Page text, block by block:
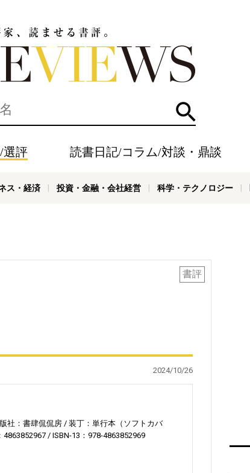
検索
選評 読書日記/コラム/対談・鼎談
ス・経済 投資・金融・会社経営 科学・テクノロジー
書評
2024/10/26
社：書肆侃侃房
装丁：単行本（ソフトカバ
4863852967 ISBN-13：978-4863852969